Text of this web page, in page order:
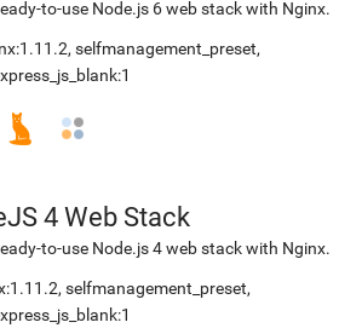
to-use Node.js 6 web stack with Nginx.
selfmanagement_preset,
4 Web Stack
to-use Node.js 4 web stack with Nginx.
selfmanagement_preset,